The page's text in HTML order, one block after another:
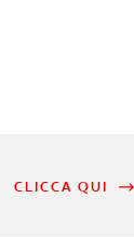
CLICCA QUI